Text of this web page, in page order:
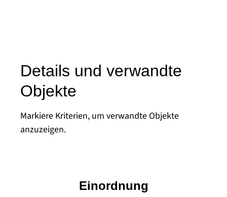
Details und verwandte
Objekte
Markiere Kriterien, um verwandte Objekte
anzuzeigen.
Einordnung